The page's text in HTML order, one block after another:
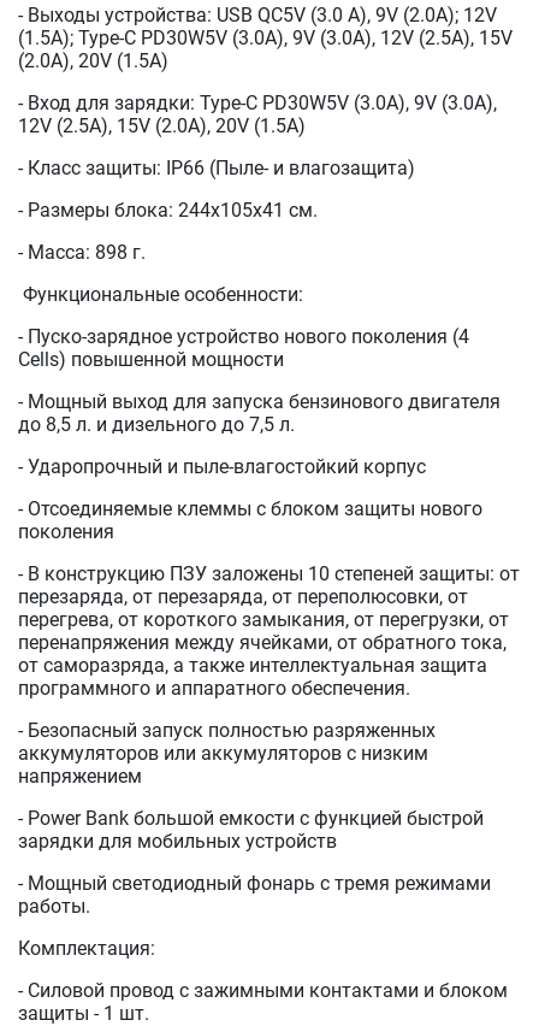
- Выходы устройства: USB QC5V (3.0 А), 9V (2.0A); 12V
(1.5A); Type-C PD30W5V (3.0А), 9V (3.0А), 12V (2.5A), 15V
(2.0A), 20V (1.5A)
- Вход для зарядки: Type-C PD30W5V (3.0А), 9V (3.0А),
12V (2.5A), 15V (2.0A), 20V (1.5A)
- Класс защиты: IP66 (Пыле- и влагозащита)
- Размеры блока: 244x105x41 см.
- Масса: 898 г.
Функциональные особенности:
- Пуско-зарядное устройство нового поколения (4
Сells) повышенной мощности
- Мощный выход для запуска бензинового двигателя
до 8,5 л. и дизельного до 7,5 л.
- Ударопрочный и пыле-влагостойкий корпус
- Отсоединяемые клеммы с блоком защиты нового
поколения
- В конструкцию ПЗУ заложены 10 степеней защиты: от
перезаряда, от перезаряда, от переполюсовки, от
перегрева, от короткого замыкания, от перегрузки, от
перенапряжения между ячейками, от обратного тока,
от саморазряда, а также интеллектуальная защита
программного и аппаратного обеспечения.
- Безопасный запуск полностью разряженных
аккумуляторов или аккумуляторов с низким
напряжением
- Power Bank большой емкости с функцией быстрой
зарядки для мобильных устройств
- Мощный светодиодный фонарь с тремя режимами
работы.
Комплектация:
- Силовой провод с зажимными контактами и блоком
защиты - 1 шт.